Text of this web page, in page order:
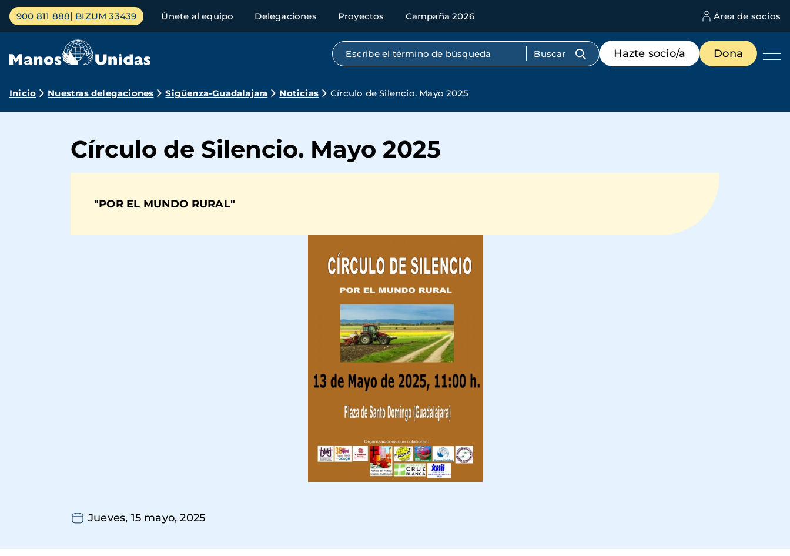
Pasar
contenido
Menú
principal
900 811 888 BIZUM 33439 Únete al equipo Delegaciones Proyectos Campaña 2026 Área de socios
Búsqueda por texto completo
Menú
de
destacados
Hazte socio/a Dona
Ruta
navegación
Inicio Nuestras delegaciones Sigüenza-Guadalajara Noticias Círculo de Silencio. Mayo 2025
Círculo de Silencio. Mayo 2025
"POR EL MUNDO RURAL"
Jueves, 15 mayo, 2025